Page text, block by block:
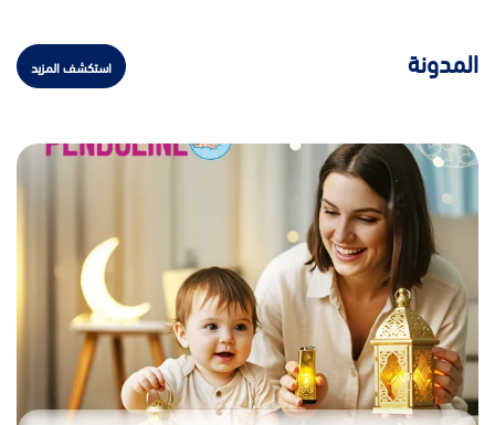
المدونة استكشف المزيد